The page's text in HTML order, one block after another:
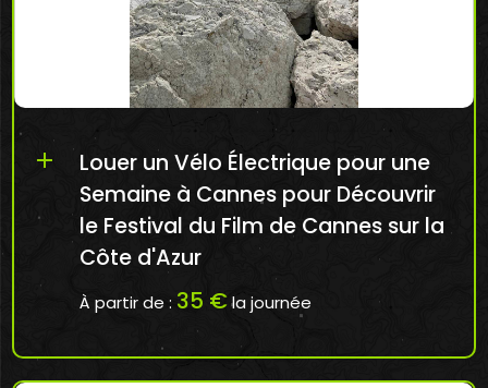
Louer un Vélo Électrique pour une
Semaine à Cannes pour Découvrir
le Festival du Film de Cannes sur la
Côte d'Azur
À partir de : 35 € la journée
Réserver en ligne mon Vélo Enfant à Cannes:
add